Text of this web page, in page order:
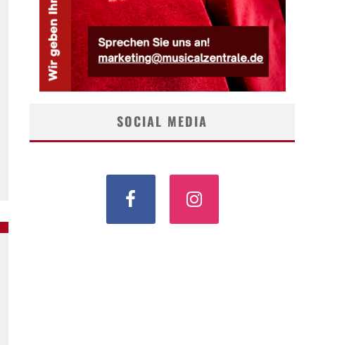
SOCIAL MEDIA